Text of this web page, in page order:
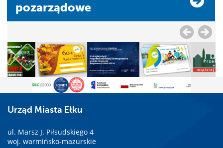
pozarządowe
Urząd Miasta Ełku
ul. Marsz J. Piłsudskiego 4
woj. warmińsko-mazurskie